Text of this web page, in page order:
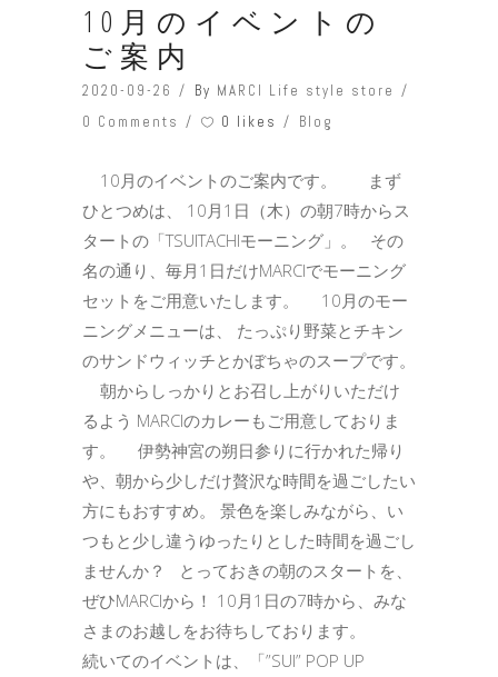
10月のイベントの
ご案内
2020-09-26 By MARCI Life style store
0 Comments
0 likes Blog
10月のイベントのご案内です。 まず
ひとつめは、 10月1日（木）の朝7時からス
タートの「TSUITACHIモーニング」。 その
名の通り、毎月1日だけMARCIでモーニング
セットをご用意いたします。 10月のモー
ニングメニューは、 たっぷり野菜とチキン
のサンドウィッチとかぼちゃのスープです。
朝からしっかりとお召し上がりいただけ
るよう MARCIのカレーもご用意しておりま
す。 伊勢神宮の朔日参りに行かれた帰り
や、朝から少しだけ贅沢な時間を過ごしたい
方にもおすすめ。 景色を楽しみながら、い
つもと少し違うゆったりとした時間を過ごし
ませんか？ とっておきの朝のスタートを、
ぜひMARCIから！ 10月1日の7時から、みな
さまのお越しをお待ちしております。
続いてのイベントは、「”SUI” POP UP